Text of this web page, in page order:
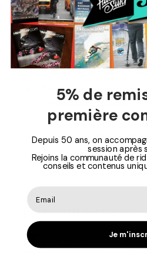
adhérence supérieure
Amorti Adiprene:
confort optimal lors de
Avant-pied Adituff
résister à l’abrasion et
Col en mousse à
S'adapte parfaitement à
confort personnalisé
Couleur moderne et
/ Clear Sky / Collegiate
intemporel
Paiement Sécurisé
5% de
première
Depuis 50 ans, on
session après
Rejoins la communauté de
conseils et contenus
Je